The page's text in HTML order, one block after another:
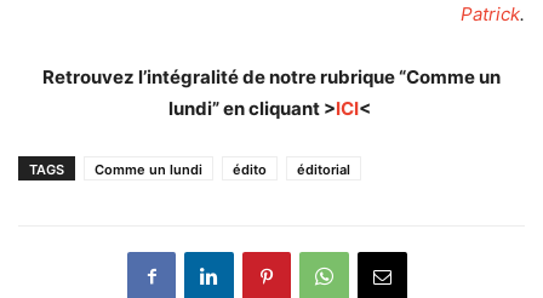
Patrick.
Retrouvez l’intégralité de notre rubrique “Comme un
lundi” en cliquant >ICI<
TAGS Comme un lundi édito éditorial